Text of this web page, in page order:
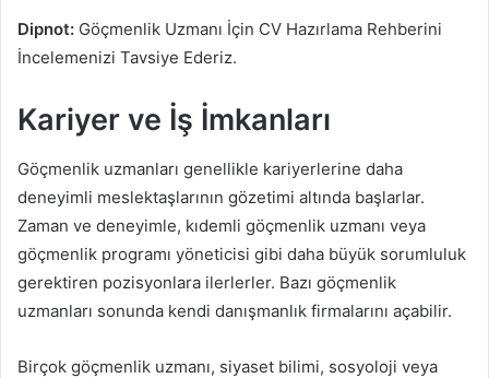
Dipnot: Göçmenlik Uzmanı İçin CV Hazırlama Rehberini
İncelemenizi Tavsiye Ederiz.
Kariyer ve İş İmkanları
Göçmenlik uzmanları genellikle kariyerlerine daha
deneyimli meslektaşlarının gözetimi altında başlarlar.
Zaman ve deneyimle, kıdemli göçmenlik uzmanı veya
göçmenlik programı yöneticisi gibi daha büyük sorumluluk
gerektiren pozisyonlara ilerlerler. Bazı göçmenlik
uzmanları sonunda kendi danışmanlık firmalarını açabilir.
Birçok göçmenlik uzmanı, siyaset bilimi, sosyoloji veya